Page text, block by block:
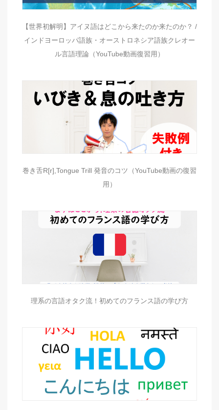
【世界初解明】アイヌ語はどこから来たのか来たのか？ /
インドヨーロッパ語族・オーストロネシア語族クレオー
ル言語理論（YouTube動画復習用）
巻き舌R[r],Tongue Trill 発音のコツ（YouTube動画の復習
用）
理系の言語オタク流！初めてのフランス語の学び方